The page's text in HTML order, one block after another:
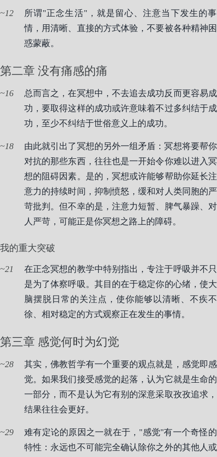
12
所谓"正念生活"，就是留心、注意当下发生的事
情，用清晰、直接的方式体验，不要被各种精神困
惑蒙蔽。
第二章 没有痛感的痛
16
总而言之，在冥想中，不去追去成功反而更容易成
功，要取得这样的成功或许意味着不过多纠结于成
功，至少不纠结于世俗意义上的成功。
18
由此就引出了冥想的另外一组矛盾：冥想将要帮你
对抗的那些东西，往往也是一开始令你难以进入冥
想的阻碍因素。是的，冥想或许能够帮助你延长注
意力的持续时间，抑制愤怒，缓和对人类同胞的严
苛批判。但不幸的是，注意力短暂、脾气暴躁、对
人严苛，可能正是你冥想之路上的障碍。
我的重大突破
21
在正念冥想的教学中特别指出，专注于呼吸并不只
是为了体察呼吸。其目的在于稳定你的心绪，使大
脑摆脱日常的关注点，使你能够以清晰、不疾不
徐、相对稳定的方式观察正在发生的事情。
第三章 感觉何时为幻觉
28
其实，佛教哲学有一个重要的观点就是，感觉即感
觉。如果我们接受感觉的起落，认为它就是生命的
一部分，而不是认为它有别的深意采取孜孜追求，
结果往往会更好。
29
难有定论的原因之一就在于，"感觉"有一个奇怪的
特性：永远也不可能完全确认除你之外的其他人或